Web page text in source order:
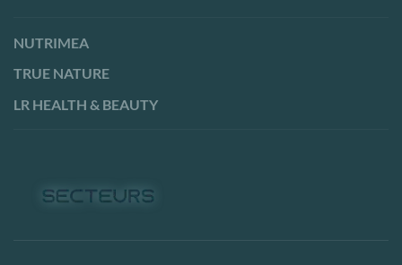
NUTRIMEA
TRUE NATURE
LR HEALTH & BEAUTY